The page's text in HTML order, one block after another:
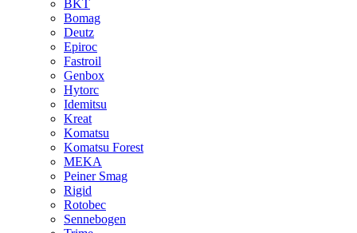
BKT
Bomag
Deutz
Epiroc
Fastroil
Genbox
Hytorc
Idemitsu
Kreat
Komatsu
Komatsu Forest
MEKA
Peiner Smag
Rigid
Rotobec
Sennebogen